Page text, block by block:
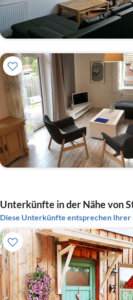
Unterkünfte in der Nähe von
Diese Unterkünfte entsprechen Ihrer